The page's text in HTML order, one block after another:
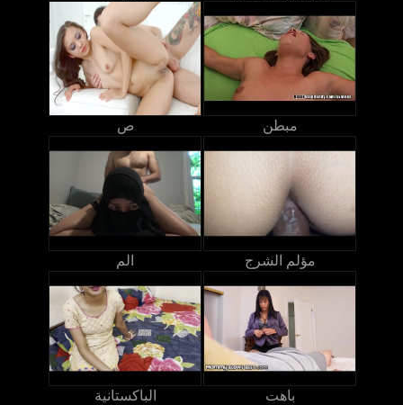
ص مبطن
الم مؤلم الشرج
الباكستانية باهت